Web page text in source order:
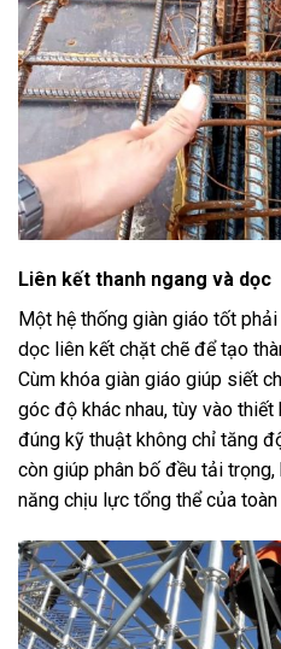
Liên kết thanh ngang và dọc
Một hệ thống giàn giáo tốt
dọc liên kết chặt chẽ để tạo
Cùm khóa giàn giáo giúp siết
góc độ khác nhau, tùy vào
đúng kỹ thuật không chỉ tăng
còn giúp phân bố đều tải
năng chịu lực tổng thể của toàn